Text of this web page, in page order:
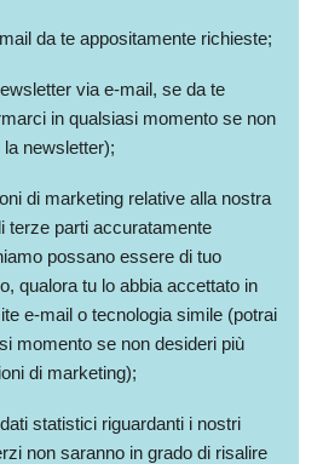
da te appositamente richieste;
via e-mail, se da te
in qualsiasi momento se non
newsletter);
di marketing relative alla nostra
terze parti accuratamente
possano essere di tuo
qualora tu lo abbia accettato in
e-mail o tecnologia simile (potrai
momento se non desideri più
di marketing);
statistici riguardanti i nostri
non saranno in grado di risalire